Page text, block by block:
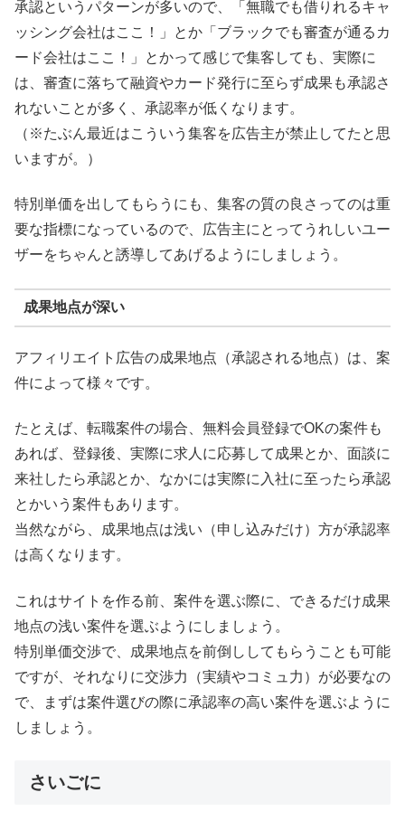
承認というパターンが多いので、「無職でも借りれるキャ
ッシング会社はここ！」とか「ブラックでも審査が通るカ
ード会社はここ！」とかって感じで集客しても、実際に
は、審査に落ちて融資やカード発行に至らず成果も承認さ
れないことが多く、承認率が低くなります。
（※たぶん最近はこういう集客を広告主が禁止してたと思
いますが。）
特別単価を出してもらうにも、集客の質の良さってのは重
要な指標になっているので、広告主にとってうれしいユー
ザーをちゃんと誘導してあげるようにしましょう。
成果地点が深い
アフィリエイト広告の成果地点（承認される地点）は、案
件によって様々です。
たとえば、転職案件の場合、無料会員登録でOKの案件も
あれば、登録後、実際に求人に応募して成果とか、面談に
来社したら承認とか、なかには実際に入社に至ったら承認
とかいう案件もあります。
当然ながら、成果地点は浅い（申し込みだけ）方が承認率
は高くなります。
これはサイトを作る前、案件を選ぶ際に、できるだけ成果
地点の浅い案件を選ぶようにしましょう。
特別単価交渉で、成果地点を前倒ししてもらうことも可能
ですが、それなりに交渉力（実績やコミュ力）が必要なの
で、まずは案件選びの際に承認率の高い案件を選ぶように
しましょう。
さいごに